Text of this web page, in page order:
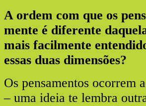
A ordem com que os
mente é diferente
mais facilmente
essas duas dimensões?
Os pensamentos ocorrem
– uma ideia te lembra